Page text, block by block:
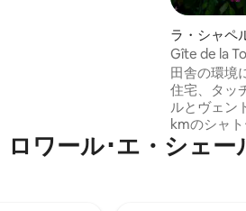
ラ・シャペ
城
Gîte de la
田舎の環境
住宅、タッ
ルとヴェン
kmのシャ
Beauceと
家族とフレ
ロワール･エ・シェ